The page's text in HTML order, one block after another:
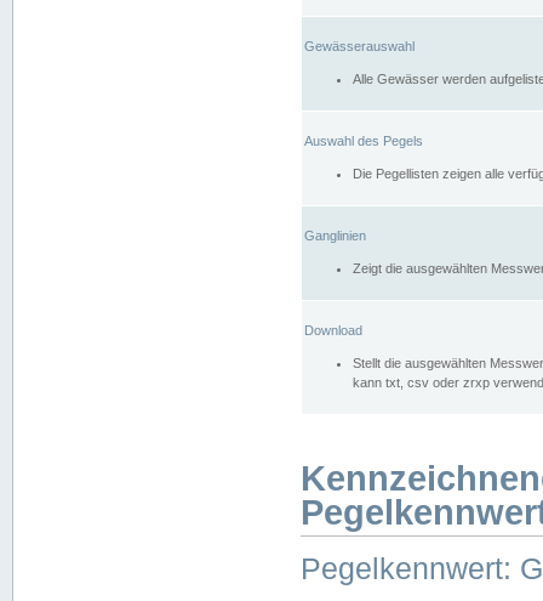
Gewässerauswahl
Alle Gewässer werden
Auswahl des Pegels
Die Pegellisten zeigen alle
Ganglinien
Zeigt die ausgewählten
Download
Stellt die ausgewählten
kann txt, csv oder zrxp
Pegelkennwert: